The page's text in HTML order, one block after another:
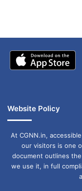
Website Policy
At CGNN.in,
our visitors is one
document outlines
we use it, in full